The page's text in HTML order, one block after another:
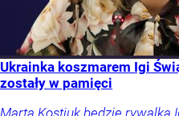
Ukrainka koszmarem Igi
zostały w pamięci